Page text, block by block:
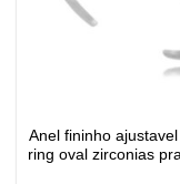
Anel fininho
ring oval zirconias